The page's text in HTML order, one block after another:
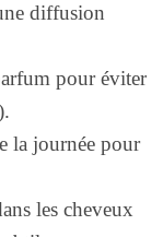
diffusion
pour éviter
la journée pour
les cheveux